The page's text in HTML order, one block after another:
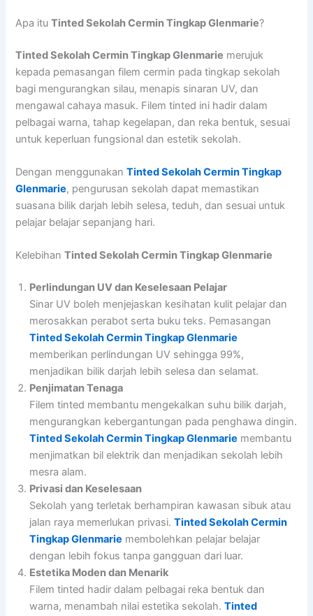
Apa ituTinted Sekolah Cermin Tingkap Glenmarie?
Tinted Sekolah Cermin Tingkap Glenmarie merujuk
kepada pemasangan filem cermin pada tingkap sekolah
bagi mengurangkan silau, menapis sinaran UV, dan
mengawal cahaya masuk. Filem tinted ini hadir dalam
pelbagai warna, tahap kegelapan, dan reka bentuk, sesuai
untuk keperluan fungsional dan estetik sekolah.
Dengan menggunakanTinted Sekolah Cermin Tingkap
Glenmarie, pengurusan sekolah dapat memastikan
suasana bilik darjah lebih selesa, teduh, dan sesuai untuk
pelajar belajar sepanjang hari.
KelebihanTinted Sekolah Cermin Tingkap Glenmarie
Perlindungan UV dan Keselesaan Pelajar
Sinar UV boleh menjejaskan kesihatan kulit pelajar dan
merosakkan perabot serta buku teks. Pemasangan
Tinted Sekolah Cermin Tingkap Glenmarie
memberikan perlindungan UV sehingga 99%,
menjadikan bilik darjah lebih selesa dan selamat.
Penjimatan Tenaga
Filem tinted membantu mengekalkan suhu bilik darjah,
mengurangkan kebergantungan pada penghawa dingin.
Tinted Sekolah Cermin Tingkap Glenmarie membantu
menjimatkan bil elektrik dan menjadikan sekolah lebih
mesra alam.
Privasi dan Keselesaan
Sekolah yang terletak berhampiran kawasan sibuk atau
jalan raya memerlukan privasi.Tinted Sekolah Cermin
Tingkap Glenmarie membolehkan pelajar belajar
dengan lebih fokus tanpa gangguan dari luar.
Estetika Moden dan Menarik
Filem tinted hadir dalam pelbagai reka bentuk dan
warna, menambah nilai estetika sekolah.Tinted